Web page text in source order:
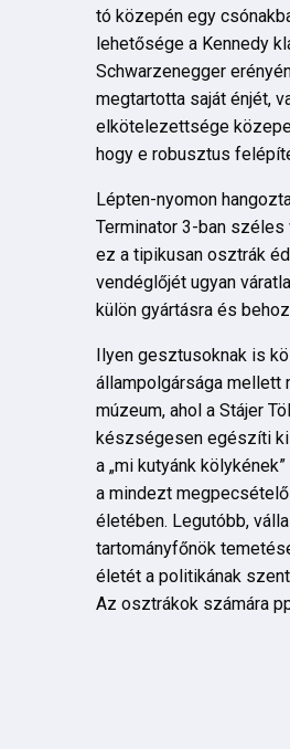
tó közepén egy
lehetősége a Kennedy
Schwarzenegger
megtartotta saját énjét,
elkötelezettsége
hogy e robusztus
Lépten-nyomon
Terminator 3-ban széles
ez a tipikusan osztrák
vendéglőjét ugyan
külön gyártásra és
Ilyen gesztusoknak is
állampolgársága mellett
múzeum, ahol a Stájer
készségesen egészíti ki
a „mi kutyánk
a mindezt
életében. Legutóbb,
tartományfőnök
életét a politikának
Az osztrákok számára